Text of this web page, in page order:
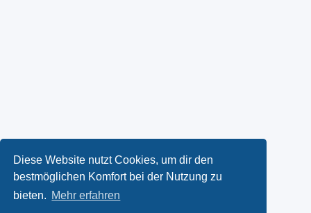
Diese Website nutzt Cookies, um dir den
bestmöglichen Komfort bei der Nutzung zu
bieten. Mehr erfahren